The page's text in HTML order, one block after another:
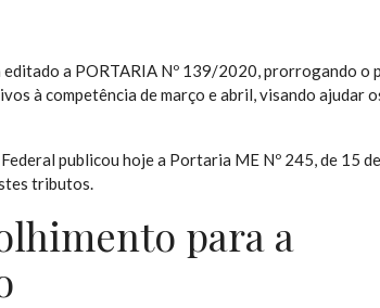
editado a PORTARIA Nº 139/2020, prorrogando o
à competência de março e abril, visando ajudar
publicou hoje a Portaria ME Nº 245, de 15
tributos.
para a